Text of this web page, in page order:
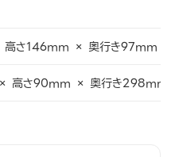
さ146mm × 奥行き97mm
高さ90mm × 奥行き298mm